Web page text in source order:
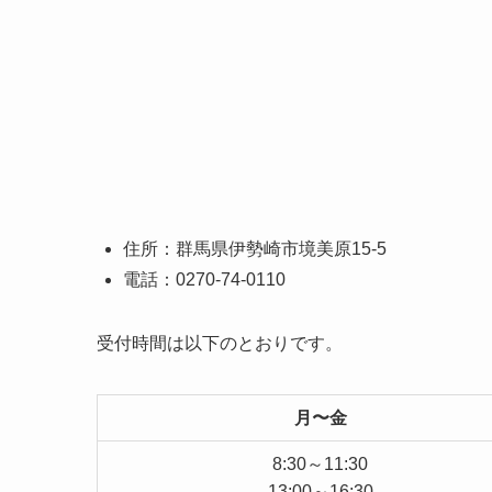
住所：群馬県伊勢崎市境美原15-5
電話：0270-74-0110
受付時間は以下のとおりです。
月〜金
8:30～11:30